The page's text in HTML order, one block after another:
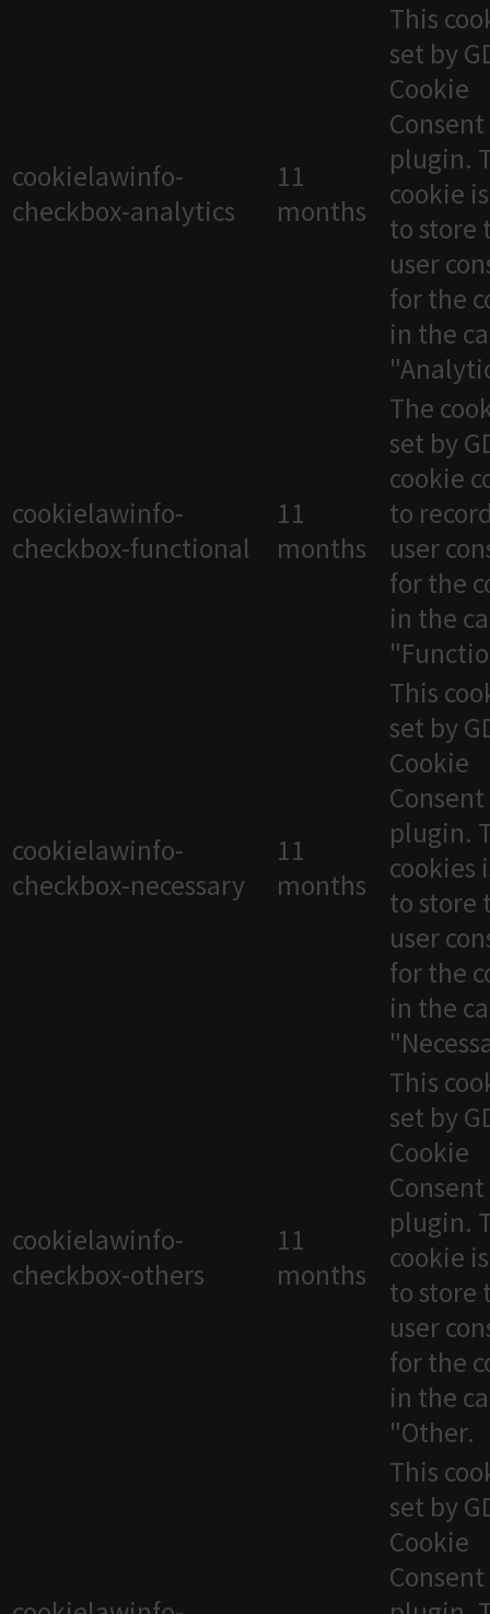
cookielawinfo-
checkbox-analytics
11
months
This
set by
Cookie
Consent
plugin.
cookie
to store
user
for the
in the
cookielawinfo-
checkbox-functional
11
months
The
set by
cookie
to
user
for the
in the
cookielawinfo-
checkbox-necessary
11
months
This
set by
Cookie
Consent
plugin.
cookies
to store
user
for the
in the
cookielawinfo-
checkbox-others
11
months
This
set by
Cookie
Consent
plugin.
cookie
to store
user
for the
in the
"Other.
This
set by
Cookie
Consent